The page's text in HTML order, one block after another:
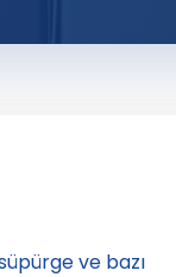
ve bazı